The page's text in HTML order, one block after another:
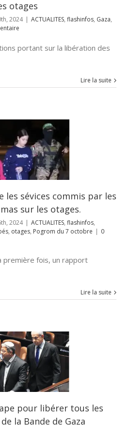
otages
2024 | ACTUALITES, flashinfos, Gaza,
portant sur la libération des
Lire la suite
les sévices commis par les
sur les otages.
2024 | ACTUALITES, flashinfos,
, otages, Pogrom du 7 octobre | 0
première fois, un rapport
Lire la suite
pour libérer tous les
la Bande de Gaza